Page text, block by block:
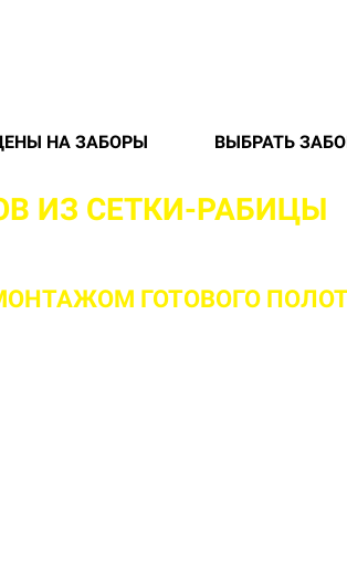
НА ЗАБОРЫ ВЫБРАТЬ
ИЗ СЕТКИ-РАБИЦЫ
ГОТОВОГО